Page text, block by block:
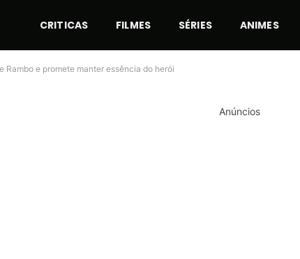
CRITICAS FILMES SÉRIES ANIMES
Rambo e promete manter essência do herói
Anúncios